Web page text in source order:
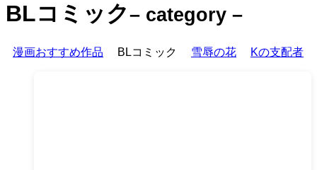
BLコミック– category –
漫画おすすめ作品 BLコミック 雪辱の花 Kの支配者